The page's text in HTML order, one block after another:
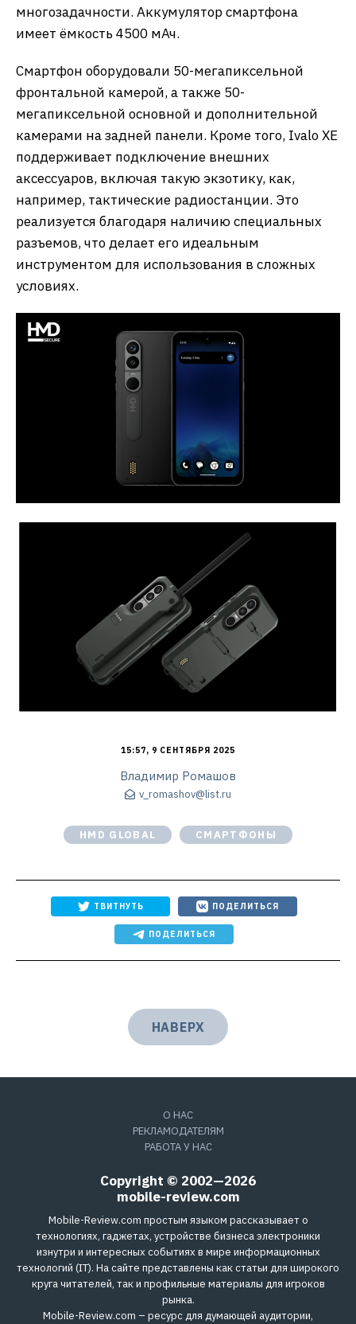
многозадачности. Аккумулятор смартфона
имеет ёмкость 4500 мАч.
​Смартфон оборудовали 50-мегапиксельной
фронтальной камерой, а также 50-
мегапиксельной основной и дополнительной
камерами на задней панели. Кроме того, Ivalo XE
поддерживает подключение внешних
аксессуаров, включая такую экзотику, как,
например, тактические радиостанции. Это
реализуется благодаря наличию специальных
разъемов, что делает его идеальным
инструментом для использования в сложных
условиях.
15:57, 9 СЕНТЯБРЯ 2025
Владимир Ромашов
v_romashov@list.ru
HMD GLOBAL СМАРТФОНЫ
ТВИТНУТЬ ПОДЕЛИТЬСЯ
ПОДЕЛИТЬСЯ
НАВЕРХ
О НАС
РЕКЛАМОДАТЕЛЯМ
РАБОТА У НАС
Copyright © 2002—2026
mobile-review.com
Mobile-Review.com простым языком рассказывает о
технологиях, гаджетах, устройстве бизнеса электроники
изнутри и интересных событиях в мире информационных
технологий (IT). На сайте представлены как статьи для широкого
круга читателей, так и профильные материалы для игроков
рынка.
Mobile-Review.com – ресурс для думающей аудитории,